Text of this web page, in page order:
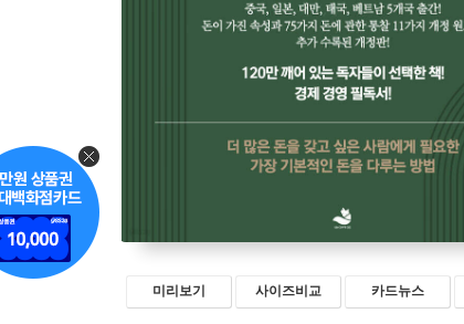
미리보기 사이즈비교 카드뉴스